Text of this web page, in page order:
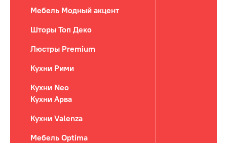
Мебель Модный акцент
Шторы Топ Деко
Люстры Premium
Кухни Рими
Кухни Neo
Кухни Арва
Кухни Valenza
Мебель Optima